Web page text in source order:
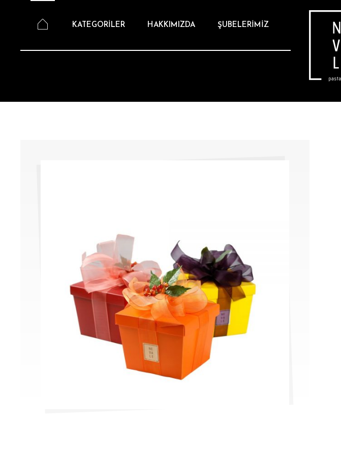
KATEGORİLER HAKKIMIZDA ŞUBELERİMİZ